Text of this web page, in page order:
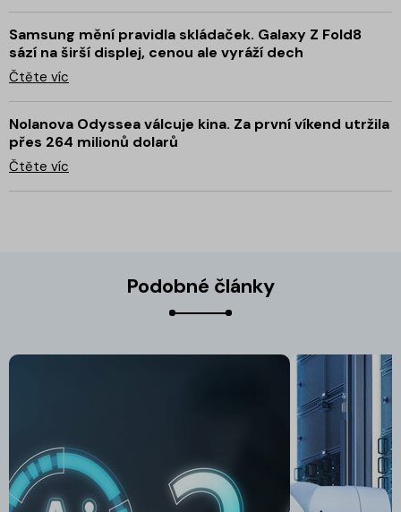
Samsung mění pravidla skládaček. Galaxy Z Fold8
sází na širší displej, cenou ale vyráží dech
Čtěte víc
Nolanova Odyssea válcuje kina. Za první víkend utržila
přes 264 milionů dolarů
Čtěte víc
Podobné články